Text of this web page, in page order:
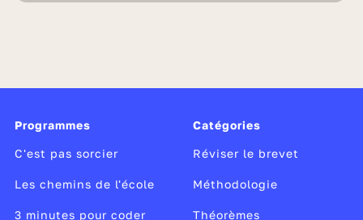
Programmes
C'est pas sorcier
Les chemins de l'école
3 minutes pour coder
Catégories
Réviser le brevet
Méthodologie
Théorèmes